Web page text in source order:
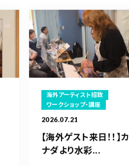
海外アーティスト招致
ワークショップ・講座
2026.07.21
【海外ゲスト来日！！】カ
ナダより水彩...